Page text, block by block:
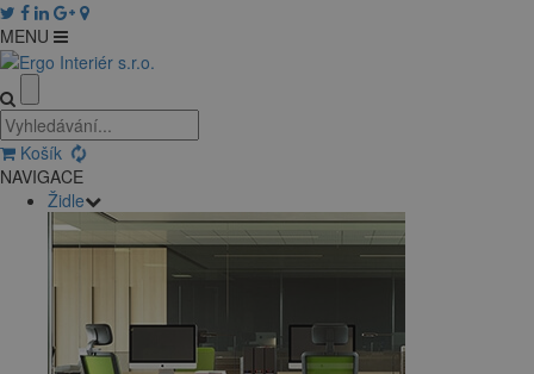
MENU
Košík
NAVIGACE
Židle